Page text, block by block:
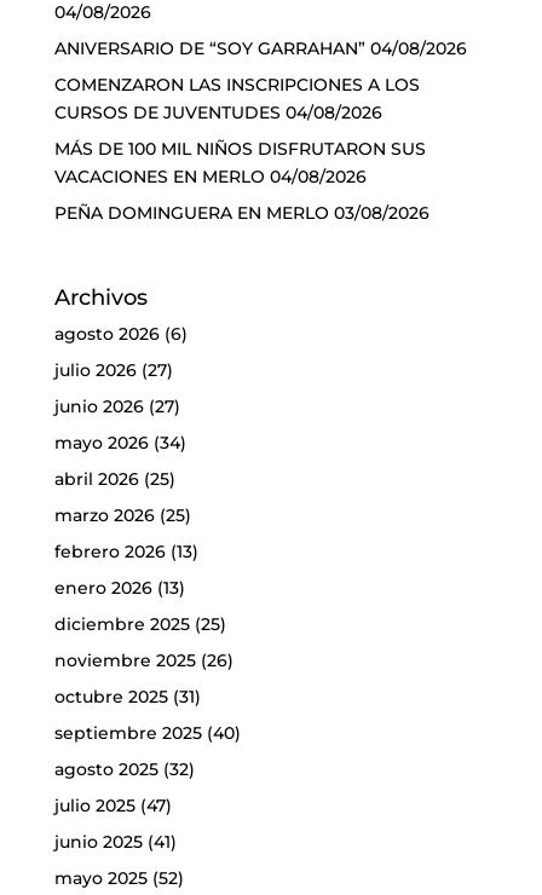
04/08/2026
ANIVERSARIO DE “SOY GARRAHAN” 04/08/2026
COMENZARON LAS INSCRIPCIONES A LOS
CURSOS DE JUVENTUDES 04/08/2026
MÁS DE 100 MIL NIÑOS DISFRUTARON SUS
VACACIONES EN MERLO 04/08/2026
PEÑA DOMINGUERA EN MERLO 03/08/2026
Archivos
agosto 2026(6)
julio 2026(27)
junio 2026(27)
mayo 2026(34)
abril 2026(25)
marzo 2026(25)
febrero 2026(13)
enero 2026(13)
diciembre 2025(25)
noviembre 2025(26)
octubre 2025(31)
septiembre 2025(40)
agosto 2025(32)
julio 2025(47)
junio 2025(41)
mayo 2025(52)